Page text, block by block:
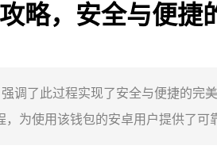
略，安全与便捷
调了此过程实现了安全与便捷的
为使用该钱包的安卓用户提供了可